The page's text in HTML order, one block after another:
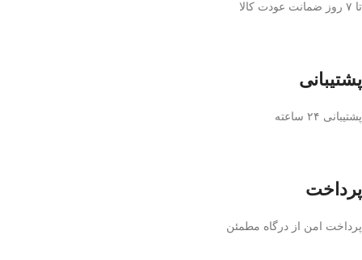
تا ۷ روز ضمانت عودت کالا
پشتیبانی
پشتیبانی ۲۴ ساعته
پرداخت
پرداخت امن از درگاه مطمئن